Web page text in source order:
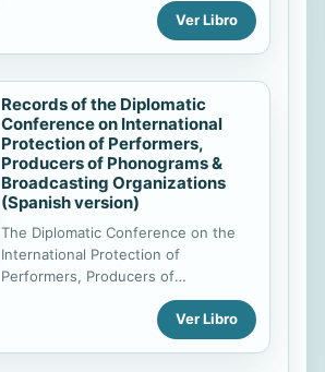
Ver Libro
Records of the Diplomatic
Conference on International
Protection of Performers,
Producers of Phonograms &
Broadcasting Organizations
(Spanish version)
The Diplomatic Conference on the
International Protection of
Performers, Producers of
Phonograms and Broadcasting
Organizations met in Rome from 10
Ver Libro